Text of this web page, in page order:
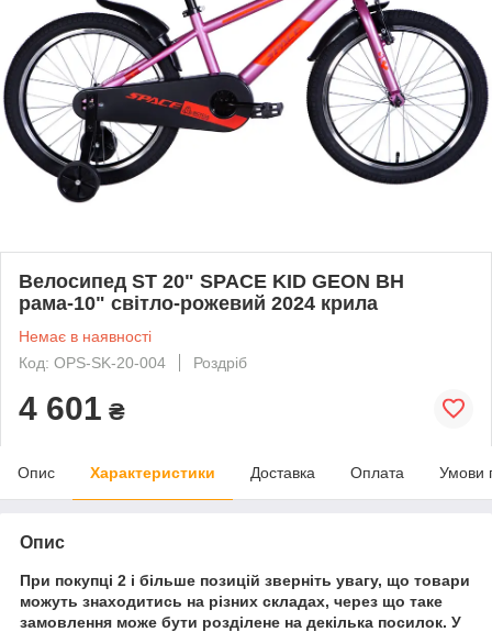
Велосипед ST 20" SPACE KID GEON BH
рама-10" світло-рожевий 2024 крила
Немає в наявності
Код: OPS-SK-20-004
Роздріб
4 601 ₴
Опис Характеристики Доставка Оплата Умови
Опис
При покупці 2 і більше позицій зверніть увагу, що товари
можуть знаходитись на різних складах, через що таке
замовлення може бути розділене на декілька посилок. У